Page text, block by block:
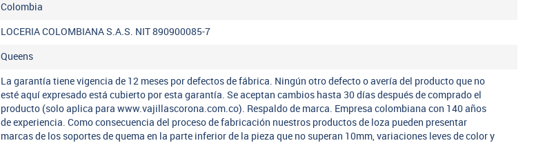
Colombia
LOCERIA COLOMBIANA S.A.S. NIT 890900085-7
Queens
La garantía tiene vigencia de 12 meses por defectos de fábrica. Ningún otro defecto o avería del producto que no
esté aquí expresado está cubierto por esta garantía. Se aceptan cambios hasta 30 días después de comprado el
producto (solo aplica para www.vajillascorona.com.co). Respaldo de marca. Empresa colombiana con 140 años
de experiencia. Como consecuencia del proceso de fabricación nuestros productos de loza pueden presentar
marcas de los soportes de quema en la parte inferior de la pieza que no superan 10mm, variaciones leves de color y